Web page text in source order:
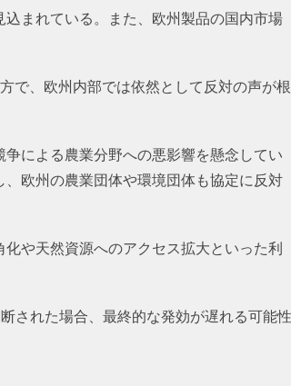
まれている。また、欧州製品の国内市場
で、欧州内部では依然として反対の声が根
による農業分野への悪影響を懸念してい
欧州の農業団体や環境団体も協定に反対
や天然資源へのアクセス拡大といった利
された場合、最終的な発効が遅れる可能